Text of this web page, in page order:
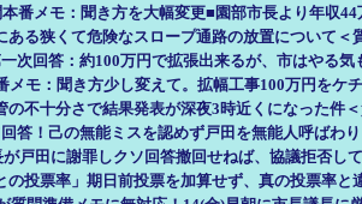
番メモ：聞き方を大幅変更■園部市長より年収
ある狭くて危険なスロープ通路の放置について＜
次回答：約100万円で拡張出来るが、市はやる気
モ：聞き方少し変えて。拡幅工事100万円をケ
の不十分さで結果発表が深夜3時近くになった件
答！己の無能ミスを認めず戸田を無能人呼ばわ
戸田に謝罪しクソ回答撤回せねば、協議拒否し
の投票率」期日前投票を加算せず、真の投票率と